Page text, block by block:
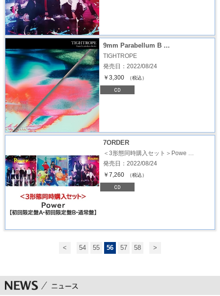
9mm Parabellum B …
TIGHTROPE
発売日：2022/08/24
￥3,300
（税込）
7ORDER
＜3形態同時購入セット＞Powe …
発売日：2022/08/24
￥7,260
（税込）
< 54 55 56 57 58 >